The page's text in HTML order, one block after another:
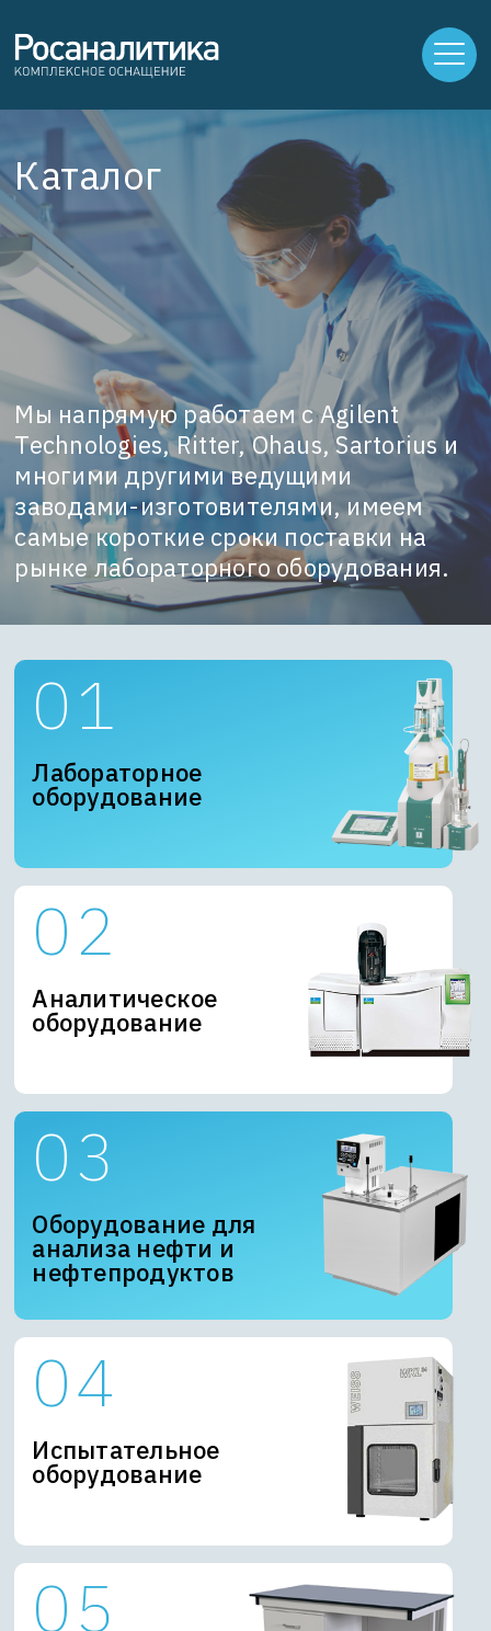
Каталог
Мы напрямую работаем с Agilent
Technologies, Ritter, Ohaus, Sartorius и
многими другими ведущими
заводами-изготовителями, имеем
самые короткие сроки поставки на
рынке лабораторного оборудования.
Лабораторное
оборудование
Аналитическое
оборудование
Оборудование для
анализа нефти и
нефтепродуктов
Испытательное
оборудование